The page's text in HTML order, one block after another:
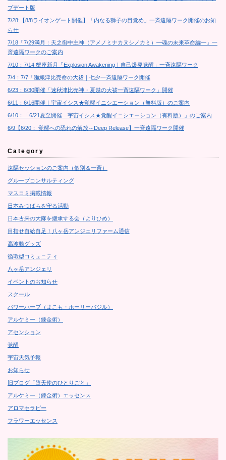
プデート版
7/28:【8/8ライオンゲート開催】「内なる獅子の目覚め」一斉遠隔ワーク開催のお知
らせ
7/18「7/29満月：天之御中主神（アメノミナカヌシノカミ）―魂の未来革命編―」一
斉遠隔ワークのご案内
7/10：7/14 蟹座新月「Explosion Awakening｜自己爆発覚醒」一斉遠隔ワーク
7/4：7/7「瀬織津比売命の大祓｜七夕一斉遠隔ワーク開催
6/23：6/30開催「速秋津比売神・夏越の大祓一斉遠隔ワーク」開催
6/11：6/16開催｜宇宙イシス★覚醒イニシエーション（無料版）のご案内
6/10：「6/21夏至開催 宇宙イシス★覚醒イニシエーション（有料版）」のご案内
6/9【6/20： 覚醒への恐れの解放～Deep Release】一斉遠隔ワーク開催
Category
遠隔セッションのご案内（個別＆一斉）
グループコンサルティング
マスコミ掲載情報
日本みつばちを守る活動
日本古来の大麻を継承する会（よりひめ）
目指せ自給自足！八ヶ岳アンジェリファーム通信
高波動グッズ
循環型コミュニティ
八ヶ岳アンジェリ
イベントのお知らせ
スクール
パワーハーブ（まこも・ホーリーバジル）
アルケミー（錬金術）
アセンション
覚醒
宇宙天気予報
お知らせ
旧ブログ「堕天使のひとりごと」
アルケミー（錬金術）エッセンス
アロマセラピー
フラワーエッセンス